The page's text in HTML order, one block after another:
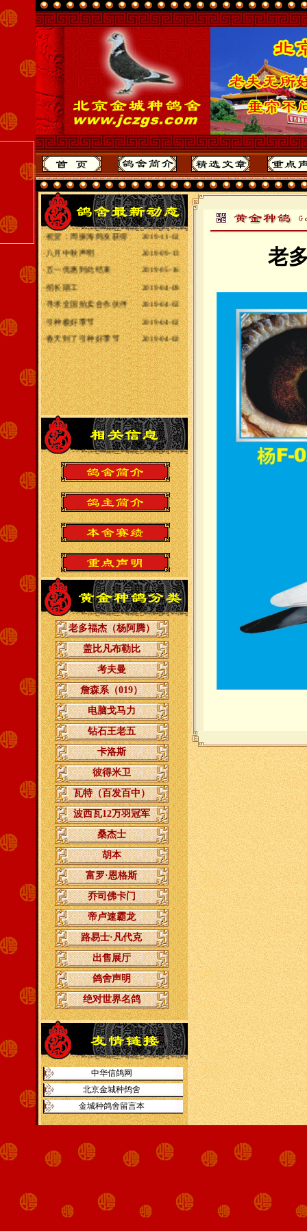
·2020年全国各地赛
2020-10-31
·给全国鸽友拜年
2020-01-25
·最重要声明
2019-11-03
·祝贺：周振海鸽友获得
2019-11-02
·八月中秋声明
2019-09-13
·五一优惠到此结束
2019-05-16
·招长期工
2019-04-09
·寻求全国拍卖合作伙伴
2019-04-02
·引种极好季节
2019-04-02
·春天到了引种好季节 2019-04-02
老多福杰（杨阿腾）
盖比凡布勒比
考夫曼
詹森系（019）
电脑戈马力
钻石王老五
卡洛斯
彼得米卫
瓦特（百发百中）
波西瓦12万羽冠军
桑杰士
胡本
富罗·恩格斯
乔司佛卡门
帝卢速霸龙
路易士·凡代克
出售展厅
鸽舍声明
绝对世界名鸽
中华信鸽网
北京金城种鸽舍
金城种鸽舍留言本
老